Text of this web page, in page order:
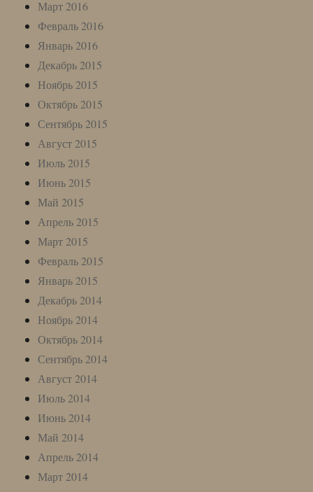
Март 2016
Февраль 2016
Январь 2016
Декабрь 2015
Ноябрь 2015
Октябрь 2015
Сентябрь 2015
Август 2015
Июль 2015
Июнь 2015
Май 2015
Апрель 2015
Март 2015
Февраль 2015
Январь 2015
Декабрь 2014
Ноябрь 2014
Октябрь 2014
Сентябрь 2014
Август 2014
Июль 2014
Июнь 2014
Май 2014
Апрель 2014
Март 2014